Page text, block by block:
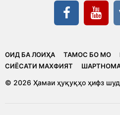
ОИД БА ЛОИҲА ТАМОС БО МО
CИЁСАТИ МАХФИЯТ
© 2026 Ҳамаи ҳуқуқҳо ҳифз